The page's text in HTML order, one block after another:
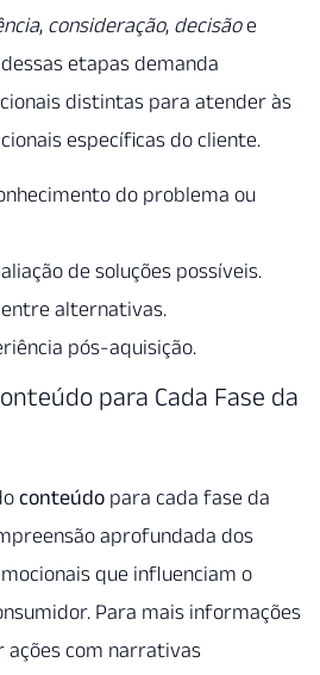
, consideração, decisãoe
etapas demanda
distintas para atender às
específicas do cliente.
do problema ou
de soluções possíveis.
entre alternativas.
pós-aquisição.
para Cada Fase da
conteúdo para cada fase da
aprofundada dos
que influenciam o
Para mais informações
ações com narrativas